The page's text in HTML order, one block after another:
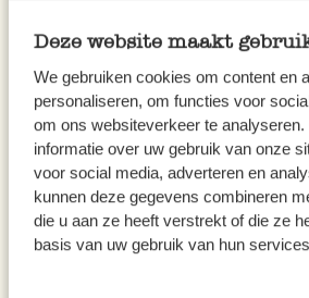
Deze website maakt
We gebruiken cookies om content en
personaliseren, om functies voor
om ons websiteverkeer te
informatie over uw gebruik van onze
voor social media, adverteren en
kunnen deze gegevens combineren
die u aan ze heeft verstrekt of die ze
basis van uw gebruik van hun